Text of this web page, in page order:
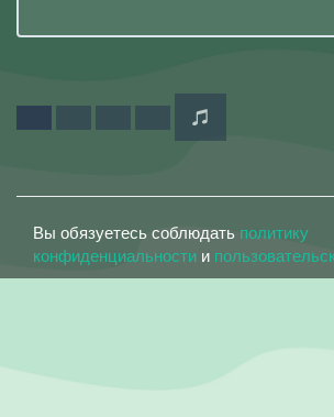
Вы обязуетесь соблюдать политику
конфиденциальности и